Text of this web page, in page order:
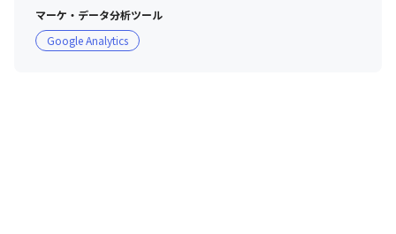
・コンセプトメイキングからデザインまでを行うデザイナ
ー、提案フェーズからしっかりとクライアントに向き合
い、プロジェクトをリードしていくデザイナーなど、ご自
マーケ・データ分析ツール
Google Analytics